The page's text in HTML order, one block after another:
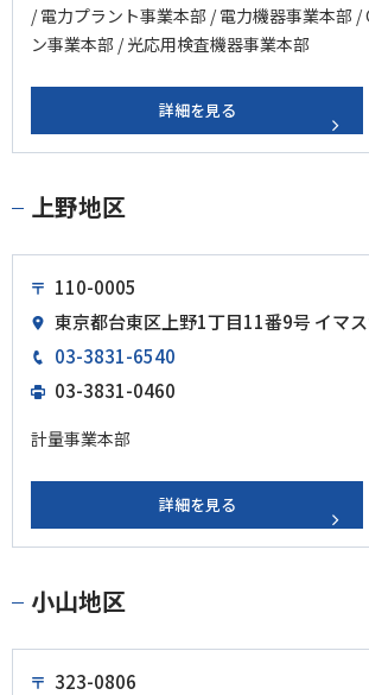
/ 電力プラント事業本部 / 電力機器事業本部 /
ン事業本部 / 光応用検査機器事業本部
詳細を見る
上野地区
110-0005
東京都台東区上野1丁目11番9号 イマ
03-3831-6540
03-3831-0460
計量事業本部
詳細を見る
小山地区
323-0806